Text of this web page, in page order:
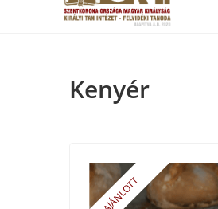
Kenyér